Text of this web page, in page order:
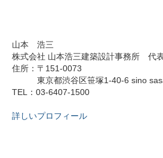
山本 浩三
株式会社 山本浩三建築設計事務所 代
住所：〒151-0073
東京都渋谷区笹塚1-40-6 sino
TEL：03-6407-1500
詳しいプロフィール